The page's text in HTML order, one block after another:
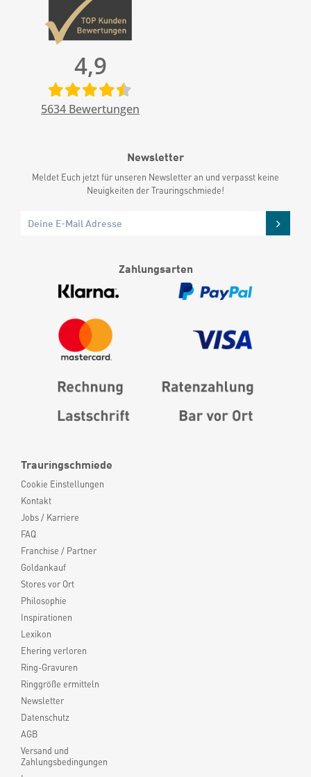
Trauringschmiede
Cookie Einstellungen
Kontakt
Jobs / Karriere
FAQ
Franchise / Partner
Goldankauf
Stores vor Ort
Philosophie
Inspirationen
Lexikon
Ehering verloren
Ring-Gravuren
Ringgröße ermitteln
Newsletter
Datenschutz
AGB
Versand und
Zahlungsbedingungen
4,9
5634 Bewertungen
Newsletter
Meldet Euch jetzt für unseren Newsletter an und verpasst keine
Neuigkeiten der Trauringschmiede!
Zahlungsarten